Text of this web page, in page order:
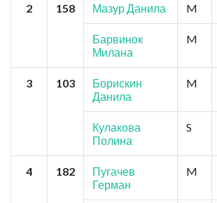
2 158 Мазур Данила M
Барвинок
Милана
M
3 103
Борискин
Данила
M
Кулакова
Полина
S
4 182
Пугачев
Герман
M